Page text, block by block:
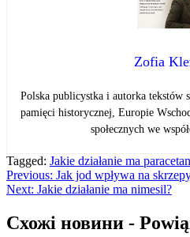
Zofia
Polska publicystka i autorka tekstów
pamięci historycznej, Europie
społecznych we
Tagged: Jakie działanie ma
Навігація
записів
Previous: Jak jod wpływa na
Next: Jakie działanie ma nimesil?
Схожі новини -